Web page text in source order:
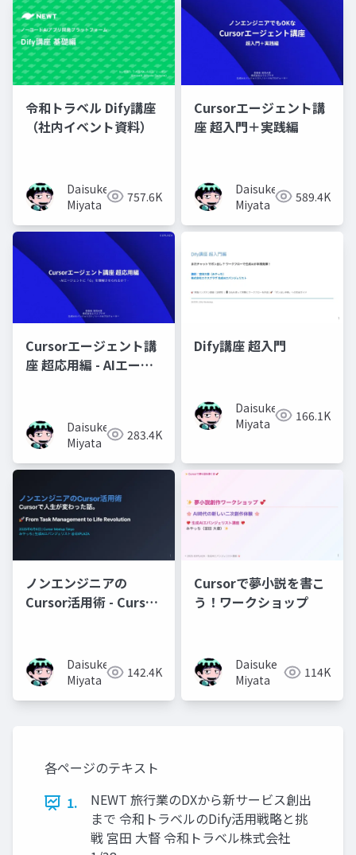
令和トラベル Dify講座
（社内イベント資料）
Daisuke
Miyata
757.6K
Cursorエージェント講
座 超入門＋実践編
Daisuke
Miyata
589.4K
Cursorエージェント講
座 超応用編 - AIエージ
Daisuke
Miyata
283.4K
Dify講座 超入門
Daisuke
Miyata
166.1K
ノンエンジニアの
Cursor活用術 - Cursor
Daisuke
Miyata
142.4K
Cursorで夢小説を書こ
う！ワークショップ
Daisuke
Miyata
114K
各ページのテキスト
1.
NEWT 旅行業のDXから新サービス創出
まで 令和トラベルのDify活用戦略と挑
戦 宮田 大督 令和トラベル株式会社